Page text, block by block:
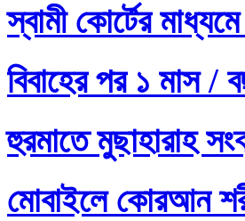
স্বামী কোর্টের
বিবাহের পর ১ মাস
হুরমাতে মুছাহারাহ
মোবাইলে কোরআন